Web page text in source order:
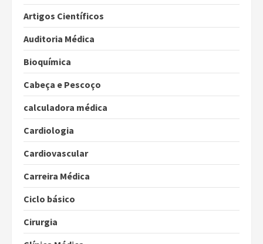
Artigos Científicos
Auditoria Médica
Bioquímica
Cabeça e Pescoço
calculadora médica
Cardiologia
Cardiovascular
Carreira Médica
Ciclo básico
Cirurgia